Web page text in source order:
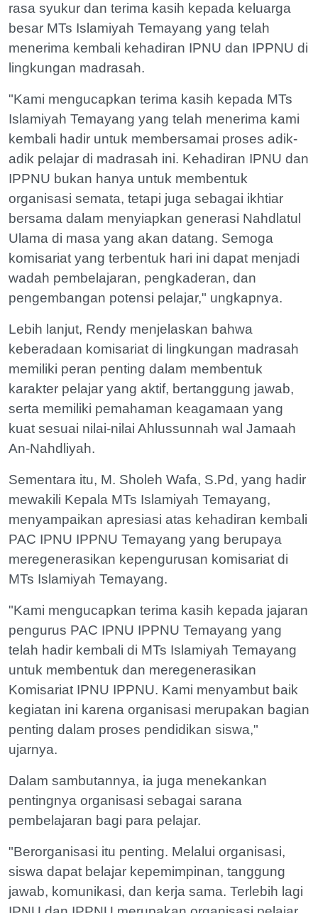
rasa syukur dan terima kasih kepada keluarga
besar MTs Islamiyah Temayang yang telah
menerima kembali kehadiran IPNU dan IPPNU di
lingkungan madrasah.
"Kami mengucapkan terima kasih kepada MTs
Islamiyah Temayang yang telah menerima kami
kembali hadir untuk membersamai proses adik-
adik pelajar di madrasah ini. Kehadiran IPNU dan
IPPNU bukan hanya untuk membentuk
organisasi semata, tetapi juga sebagai ikhtiar
bersama dalam menyiapkan generasi Nahdlatul
Ulama di masa yang akan datang. Semoga
komisariat yang terbentuk hari ini dapat menjadi
wadah pembelajaran, pengkaderan, dan
pengembangan potensi pelajar," ungkapnya.
Lebih lanjut, Rendy menjelaskan bahwa
keberadaan komisariat di lingkungan madrasah
memiliki peran penting dalam membentuk
karakter pelajar yang aktif, bertanggung jawab,
serta memiliki pemahaman keagamaan yang
kuat sesuai nilai-nilai Ahlussunnah wal Jamaah
An-Nahdliyah.
Sementara itu, M. Sholeh Wafa, S.Pd, yang hadir
mewakili Kepala MTs Islamiyah Temayang,
menyampaikan apresiasi atas kehadiran kembali
PAC IPNU IPPNU Temayang yang berupaya
meregenerasikan kepengurusan komisariat di
MTs Islamiyah Temayang.
"Kami mengucapkan terima kasih kepada jajaran
pengurus PAC IPNU IPPNU Temayang yang
telah hadir kembali di MTs Islamiyah Temayang
untuk membentuk dan meregenerasikan
Komisariat IPNU IPPNU. Kami menyambut baik
kegiatan ini karena organisasi merupakan bagian
penting dalam proses pendidikan siswa,"
ujarnya.
Dalam sambutannya, ia juga menekankan
pentingnya organisasi sebagai sarana
pembelajaran bagi para pelajar.
"Berorganisasi itu penting. Melalui organisasi,
siswa dapat belajar kepemimpinan, tanggung
jawab, komunikasi, dan kerja sama. Terlebih lagi